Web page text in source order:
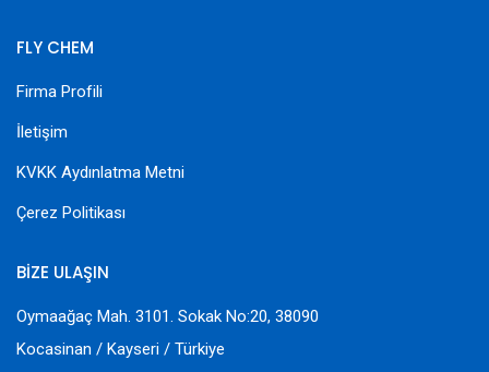
FLY CHEM
Firma Profili
İletişim
KVKK Aydınlatma Metni
Çerez Politikası
BİZE ULAŞIN
Oymaağaç Mah. 3101. Sokak No:20, 38090
Kocasinan / Kayseri / Türkiye